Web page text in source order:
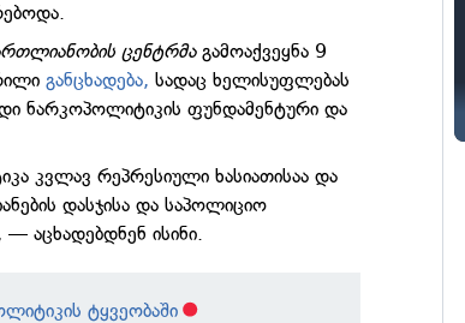
ცენტრმაგამოაქვეყნა 9
განცხადება, სადაც ხელისუფლებას
ნარკოპოლიტიკის ფუნდამენტური და
კვლავ რეპრესიული ხასიათისაა და
დასჯისა და საპოლიციო
აცხადებდნენ ისინი.
ტყვეობაში